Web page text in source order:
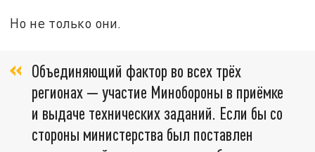
Но не только они.
Объединяющий фактор во всех трёх
регионах — участие Минобороны в приёмке
и выдаче технических заданий. Если бы со
стороны министерства был поставлен